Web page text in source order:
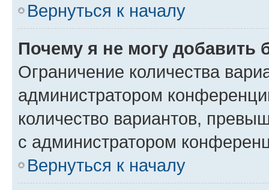
Вернуться к началу
Почему я не могу добавить
Ограничение количества
администратором
количество вариантов,
с администратором
Вернуться к началу